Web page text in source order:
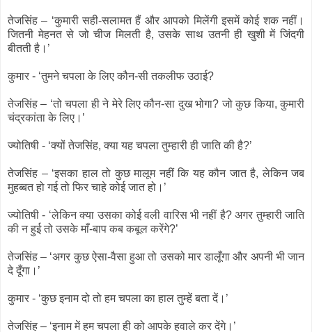
तेजसिंह – ‘कुमारी सही-सलामत हैं और आपको मिलेंगी इसमें कोई शक नहीं।
जितनी मेहनत से जो चीज मिलती है, उसके साथ उतनी ही खुशी में जिंदगी
बीतती है।’
कुमार - ‘तुमने चपला के लिए कौन-सी तकलीफ उठाई?
तेजसिंह – ‘तो चपला ही ने मेरे लिए कौन-सा दुख भोगा? जो कुछ किया, कुमारी
चंद्रकांता के लिए।’
ज्योतिषी - ‘क्यों तेजसिंह, क्या यह चपला तुम्हारी ही जाति की है?’
तेजसिंह – ‘इसका हाल तो कुछ मालूम नहीं कि यह कौन जात है, लेकिन जब
मुहब्बत हो गई तो फिर चाहे कोई जात हो।’
ज्योतिषी - ‘लेकिन क्या उसका कोई वली वारिस भी नहीं है? अगर तुम्हारी जाति
की न हुई तो उसके माँ-बाप कब कबूल करेंगे?’
तेजसिंह – ‘अगर कुछ ऐसा-वैसा हुआ तो उसको मार डालूँगा और अपनी भी जान
दे दूँगा।’
कुमार - ‘कुछ इनाम दो तो हम चपला का हाल तुम्हें बता दें।’
तेजसिंह – ‘इनाम में हम चपला ही को आपके हवाले कर देंगे।’